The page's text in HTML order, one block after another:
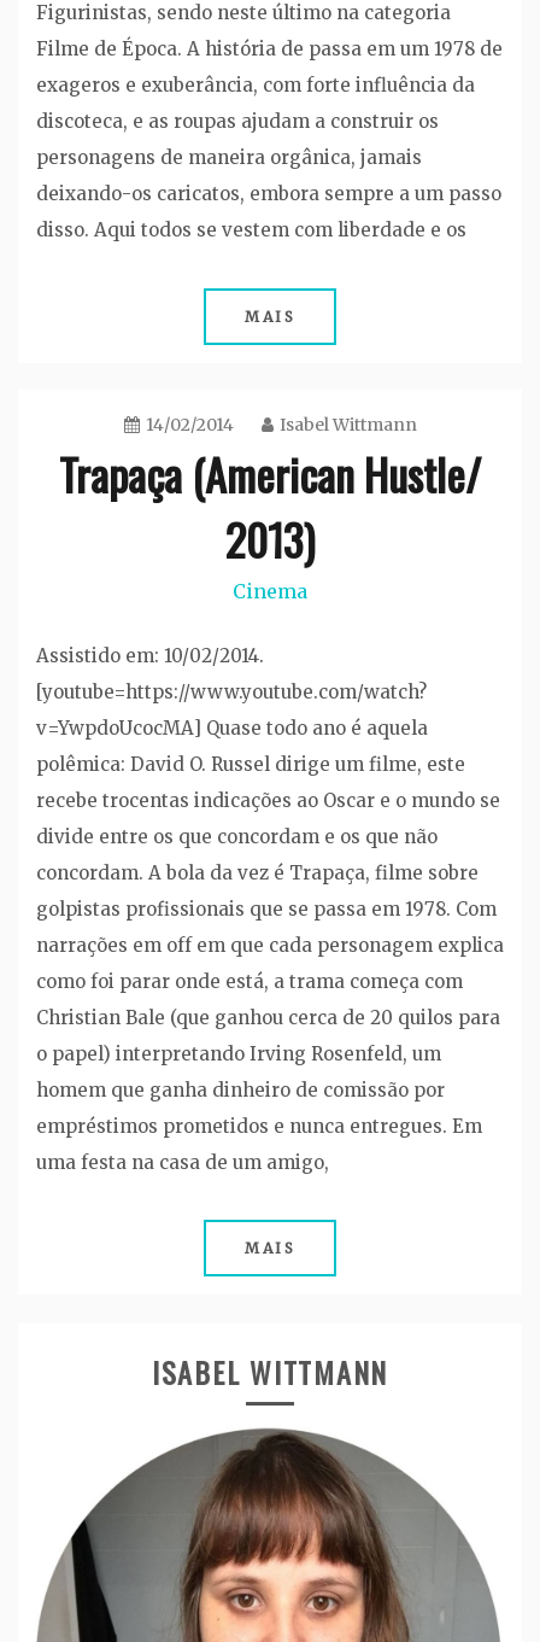
Figurinistas, sendo neste último na categoria
Filme de Época. A história de passa em um 1978 de
exageros e exuberância, com forte influência da
discoteca, e as roupas ajudam a construir os
personagens de maneira orgânica, jamais
deixando-os caricatos, embora sempre a um passo
disso. Aqui todos se vestem com liberdade e os
MAIS
14/02/2014 Isabel Wittmann
Trapaça (American Hustle/
2013)
Cinema
Assistido em: 10/02/2014.
[youtube=https://www.youtube.com/watch?
v=YwpdoUcocMA] Quase todo ano é aquela
polêmica: David O. Russel dirige um filme, este
recebe trocentas indicações ao Oscar e o mundo se
divide entre os que concordam e os que não
concordam. A bola da vez é Trapaça, filme sobre
golpistas profissionais que se passa em 1978. Com
narrações em off em que cada personagem explica
como foi parar onde está, a trama começa com
Christian Bale (que ganhou cerca de 20 quilos para
o papel) interpretando Irving Rosenfeld, um
homem que ganha dinheiro de comissão por
empréstimos prometidos e nunca entregues. Em
uma festa na casa de um amigo,
MAIS
ISABEL WITTMANN